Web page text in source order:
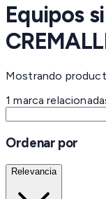
Equipos
Mostrando
1 marca
Ordenar por
Relevancia